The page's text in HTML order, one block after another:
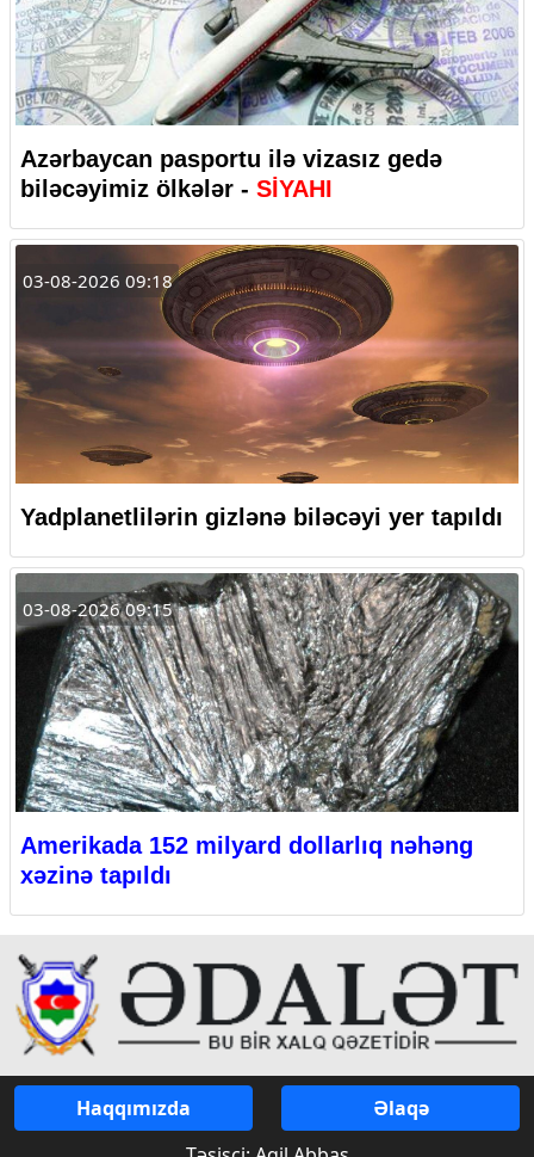
Azərbaycan pasportu ilə vizasız gedə
biləcəyimiz ölkələr - SİYAHI
03-08-2026 09:18
Yadplanetlilərin gizlənə biləcəyi yer tapıldı
03-08-2026 09:15
Amerikada 152 milyard dollarlıq nəhəng
xəzinə tapıldı
Haqqımızda
Əlaqə